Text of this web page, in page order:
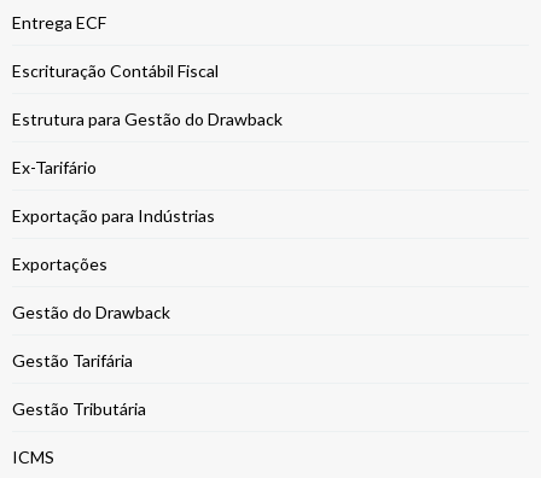
Entrega ECF
Escrituração Contábil Fiscal
Estrutura para Gestão do Drawback
Ex-Tarifário
Exportação para Indústrias
Exportações
Gestão do Drawback
Gestão Tarifária
Gestão Tributária
ICMS